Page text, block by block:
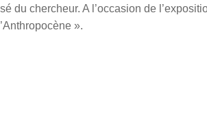
du chercheur. A l’occasion de
».